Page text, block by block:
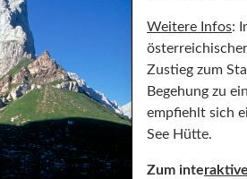
Weitere Infos:
Zustieg zum
Begehung zu
empfiehlt sich
See Hütte.
Zum inte